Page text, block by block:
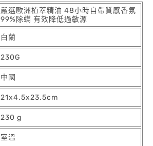
嚴選歐洲植萃精油 48小時自帶質感香氛
99%除螨 有效降低過敏源
白蘭
230G
中國
21x4.5x23.5cm
230 g
室溫